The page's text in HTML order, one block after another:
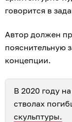
говорится в
Автор должен
пояснительную
концепции.
В 2020 году
стволах
скульптуры.